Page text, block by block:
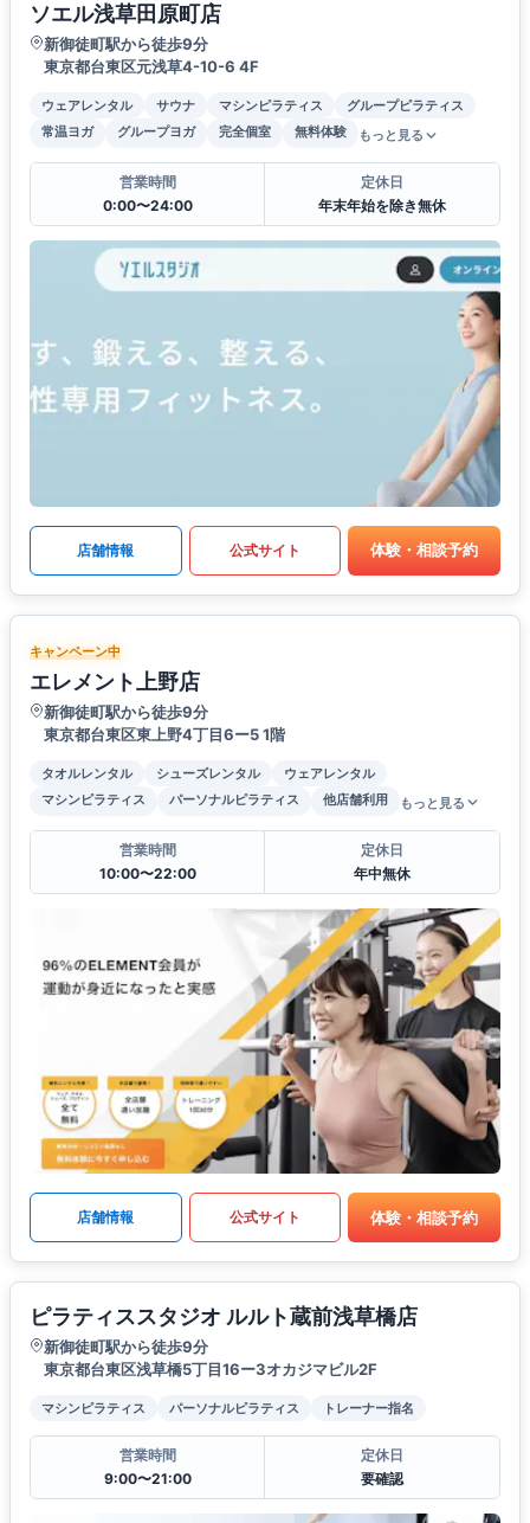
ソエル浅草田原町店
新御徒町駅から徒歩9分
東京都台東区元浅草4-10-6 4F
ウェアレンタル サウナ マシンピラティス
グループピラティス
常温ヨガ
グループヨガ 完全個室 無料体験 もっと見る
営業時間
0:00〜24:00
定休日
年末年始を除き無休
店舗情報 公式サイト 体験・相談予約
キャンペーン中
エレメント上野店
新御徒町駅から徒歩9分
東京都台東区東上野4丁目6ー5 1階
タオルレンタル シューズレンタル
ウェアレンタル
マシンピラティス
パーソナルピラティス 他店舗利用 もっと見る
営業時間
10:00〜22:00
定休日
年中無休
店舗情報 公式サイト 体験・相談予約
ピラティススタジオ ルルト蔵前浅草橋店
新御徒町駅から徒歩9分
東京都台東区浅草橋5丁目16ー3オカジマビル2F
マシンピラティス パーソナルピラティス トレーナー指名
営業時間
9:00〜21:00
定休日
要確認